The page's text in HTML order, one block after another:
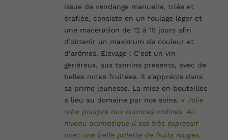
issue de vendange manuelle, triée et
éraflée, consiste en un foulage léger et
une macération de 12 à 15 jours afin
d’obtenir un maximum de couleur et
d’arômes. Elevage : C'est un vin
généreux, aux tannins présents, avec de
belles notes fruitées. Il s'apprécie dans
sa prime jeunesse. La mise en bouteilles
a lieu au domaine par nos soins. « Jolie
robe pourpre aux nuances violines. Au
niveau aromatique il est très expressif
avec une belle palette de fruits rouges.